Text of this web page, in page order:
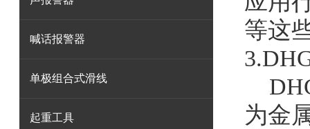
喊话报警器
单极组合式滑线
起重工具
等这
3.
为金